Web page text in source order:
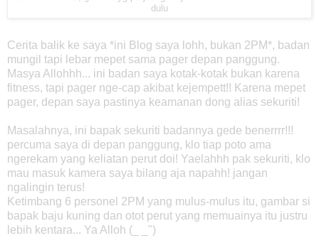
dulu
Cerita balik ke saya *ini Blog saya lohh, bukan 2PM*, badan
mungil tapi lebar mepet sama pager depan panggung.
Masya Allohhh... ini badan saya kotak-kotak bukan karena
fitness, tapi pager nge-cap akibat kejempett!! Karena mepet
pager, depan saya pastinya keamanan dong alias sekuriti!
Masalahnya, ini bapak sekuriti badannya gede benerrrr!!!
percuma saya di depan panggung, klo tiap poto ama
ngerekam yang keliatan perut doi! Yaelahhh pak sekuriti, klo
mau masuk kamera saya bilang aja napahh! jangan
ngalingin terus!
Ketimbang 6 personel 2PM yang mulus-mulus itu, gambar si
bapak baju kuning dan otot perut yang memuainya itu justru
lebih kentara... Ya Alloh (_ _")